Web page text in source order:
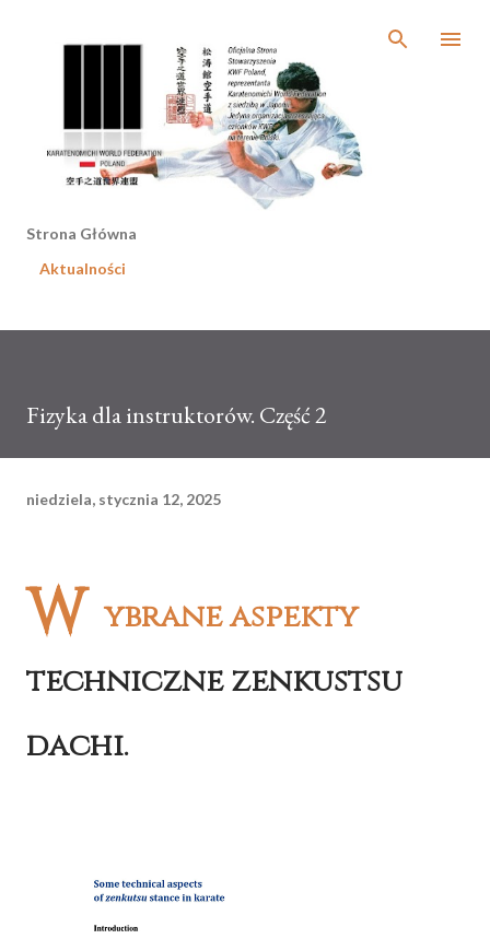
Strona Główna
Aktualności
Fizyka dla instruktorów. Część 2
niedziela, stycznia 12, 2025
W ybrane aspekty
techniczne zenkustsu
dachi.